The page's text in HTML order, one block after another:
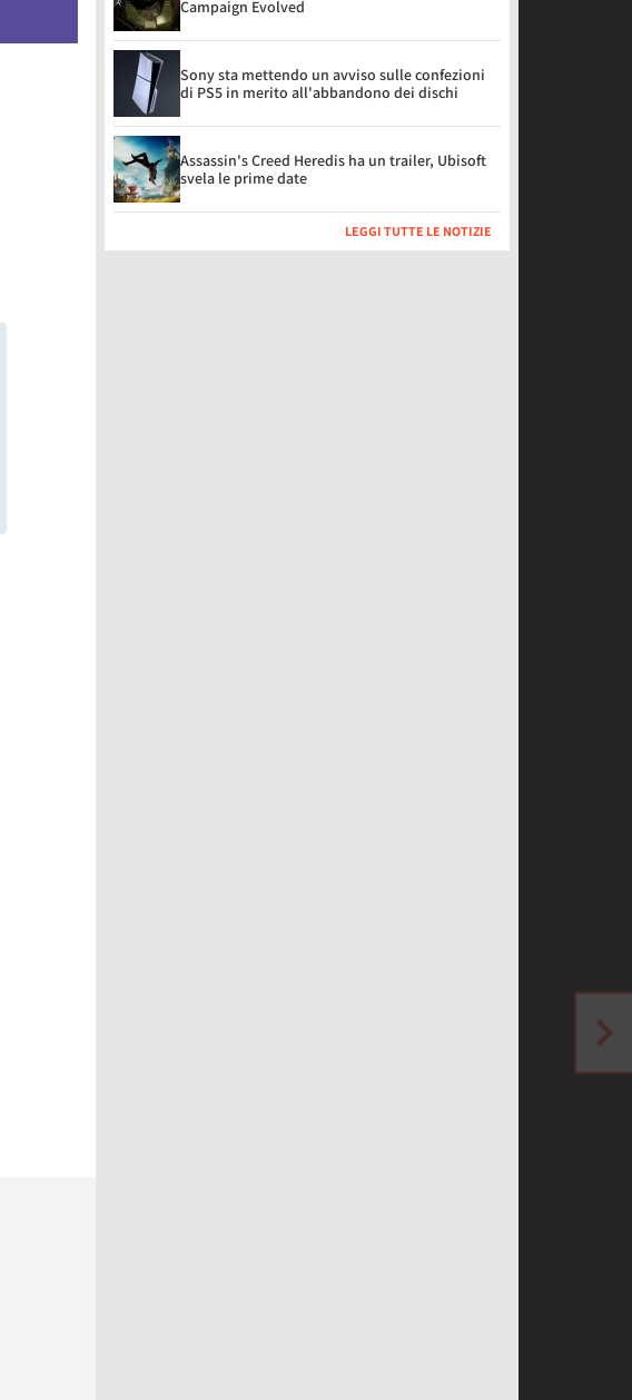
Campaign Evolved
Sony sta mettendo un avviso sulle confezioni
di PS5 in merito all'abbandono dei dischi
Assassin's Creed Heredis ha un trailer, Ubisoft
svela le prime date
LEGGI TUTTE LE NOTIZIE